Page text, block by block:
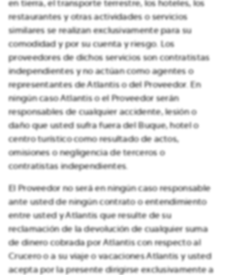
en tierra, el transporte terrestre, los hoteles, los
restaurantes y otras actividades o servicios
similares se realizan exclusivamente para su
comodidad y por su cuenta y riesgo. Los
proveedores de dichos servicios son contratistas
independientes y no actúan como agentes o
representantes de Atlantis o del Proveedor. En
ningún caso Atlantis o el Proveedor serán
responsables de cualquier accidente, lesión o
daño que usted sufra fuera del Buque, hotel o
centro turístico como resultado de actos,
omisiones o negligencia de terceros o
contratistas independientes.
El Proveedor no será en ningún caso responsable
ante usted de ningún contrato o entendimiento
entre usted y Atlantis que resulte de su
reclamación de la devolución de cualquier suma
de dinero cobrada por Atlantis con respecto al
Crucero o a su viaje o vacaciones Atlantis y usted
acepta por la presente dirigirse exclusivamente a